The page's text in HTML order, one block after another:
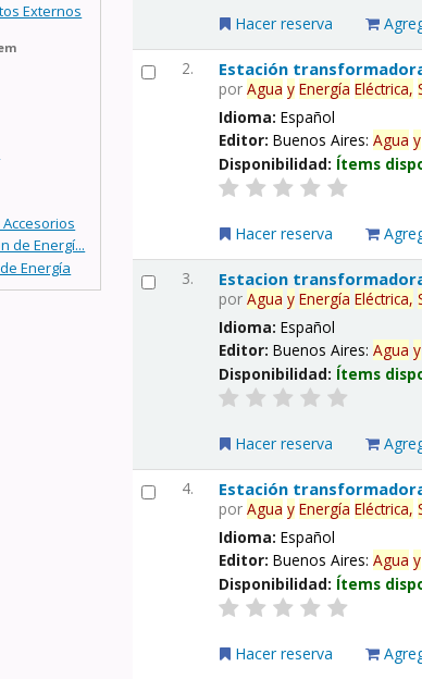
Externos
de Energí...
Energía
Hacer reserva
2. Estación
porAgua y Energía Eléctrica,
Idioma:Español
Editor:Buenos Aires:Agua y
Disponibilidad: Ítems
Hacer reserva
3. Estacion
porAgua y Energía Eléctrica,
Idioma:Español
Editor:Buenos Aires:Agua y
Disponibilidad: Ítems
Hacer reserva
4. Estación
porAgua y Energía Eléctrica,
Idioma:Español
Editor:Buenos Aires:Agua y
Disponibilidad: Ítems
Hacer reserva